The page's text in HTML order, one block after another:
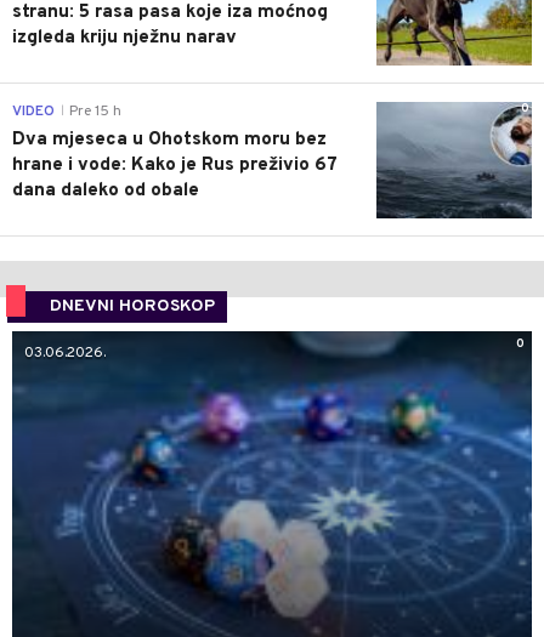
stranu: 5 rasa pasa koje iza moćnog
izgleda kriju nježnu narav
0
VIDEO Pre 15 h
Dva mjeseca u Ohotskom moru bez
hrane i vode: Kako je Rus preživio 67
dana daleko od obale
DNEVNI HOROSKOP
0
03.06.2026.